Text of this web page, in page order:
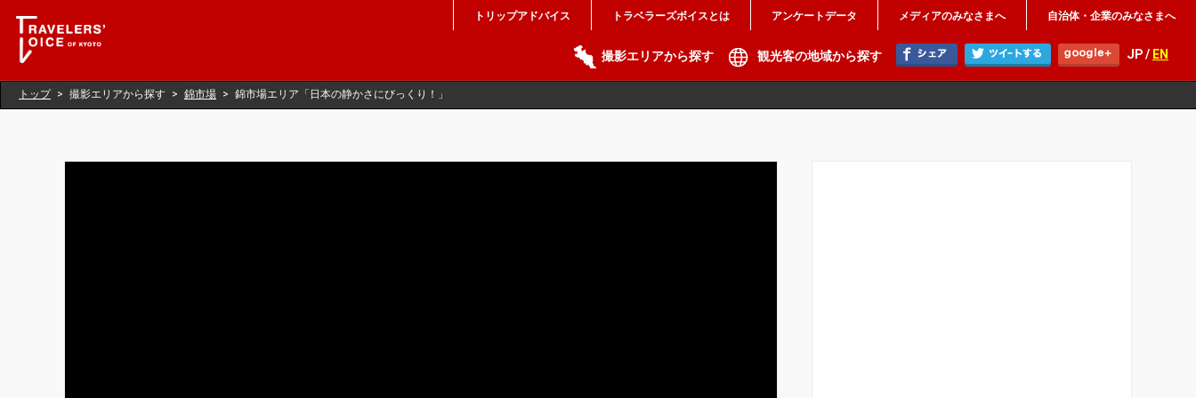
トリップアドバイス トラベラーズボイスとは アンケートデータ メディアのみなさまへ 自治体・企業のみなさまへ
撮影エリアから探す 観光客の地域から探す JP / EN
トップ 撮影エリアから探す 錦市場 錦市場エリア「日本の静かさにびっくり！」